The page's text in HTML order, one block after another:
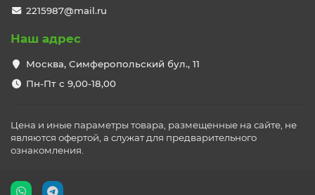
2215987@mail.ru
Наш адрес
Москва, Симферопольский бул., 11
Пн-Пт с 9,00-18,00
Цена и иные параметры товара, размещенные на сайте, не
являются офертой, а служат для предварительного
ознакомления.